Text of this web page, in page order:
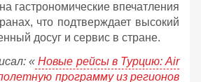
гастрономические впечатления
что подтверждает высокий
досуг и сервис в стране.
« Новые рейсы в Турцию: Air
программу из регионов